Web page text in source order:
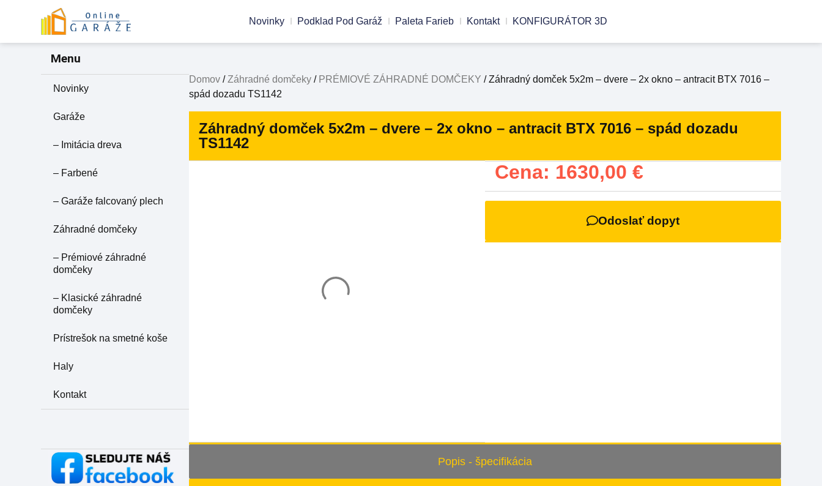
Novinky Podklad Pod Garáž Paleta Farieb Kontakt KONFIGURÁTOR 3D
Menu
Novinky
Garáže
– Imitácia dreva
– Farbené
– Garáže falcovaný plech
Záhradné domčeky
– Prémiové záhradné
domčeky
– Klasické záhradné
domčeky
Prístrešok na smetné koše
Haly
Kontakt
Domov /Záhradné domčeky / PRÉMIOVÉ ZÁHRADNÉ DOMČEKY / Záhradný domček 5x2m – dvere – 2x okno – antracit BTX 7016 –
spád dozadu TS1142
Záhradný domček 5x2m – dvere – 2x okno – antracit BTX 7016 – spád dozadu
TS1142
Cena: 1630,00 €
Odoslať dopyt
Popis - špecifikácia